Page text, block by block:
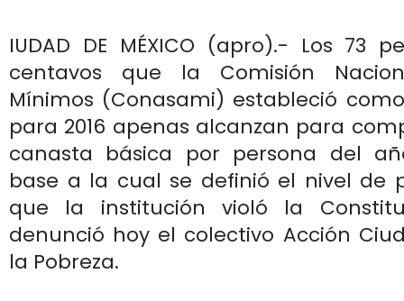
IUDAD DE MÉXICO (apro).- Los 73
centavos que la Comisión
Mínimos (Conasami) estableció
para 2016 apenas alcanzan para
canasta básica por persona del
base a la cual se definió el nivel de
que la institución violó la
denunció hoy el colectivo Acción
la Pobreza.